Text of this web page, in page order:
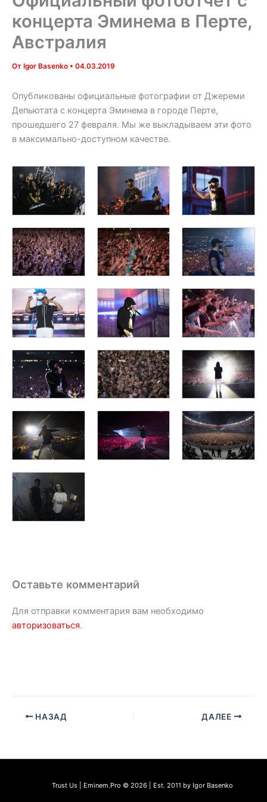
концерта Эминема в Перте,
Австралия
От Igor Basenko • 04.03.2019
Опубликованы официальные фотографии от Джереми
Депьютата с концерта Эминема в городе Перте,
прошедшего 27 февраля. Мы же выкладываем эти фото
в максимально-доступном качестве.
Оставьте комментарий
Для отправки комментария вам необходимо
авторизоваться.
НАЗАД ДАЛЕЕ
Trust Us | Eminem.Pro © 2026 | Est. 2011 by Igor Basenko